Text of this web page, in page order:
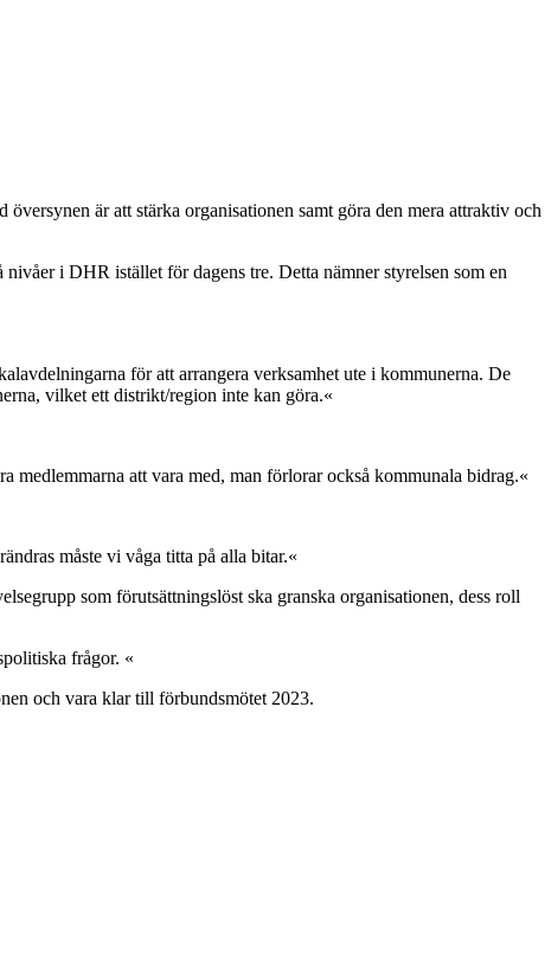
är att stärka organisationen samt göra den mera attraktiv och
i DHR istället för dagens tre. Detta nämner styrelsen som en
för att arrangera verksamhet ute i kommunerna. De
vilket ett distrikt/region inte kan göra.«
medlemmarna att vara med, man förlorar också kommunala bidrag.«
måste vi våga titta på alla bitar.«
som förutsättningslöst ska granska organisationen, dess roll
frågor. «
och vara klar till förbundsmötet 2023.